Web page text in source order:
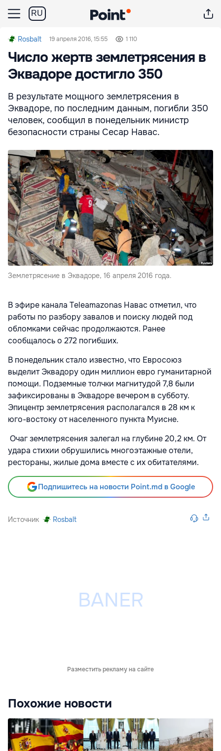
RU
Rosbalt 19 апреля 2016, 15:55 1 110
Число жертв землетрясения в
Эквадоре достигло 350
В результате мощного землетрясения в
Эквадоре, по последним данным, погибли 350
человек, сообщил в понедельник министр
безопасности страны Сесар Навас.
Землетрясение в Эквадоре, 16 апреля 2016 года.
В эфире канала Teleamazonas Навас отметил, что
работы по разбору завалов и поиску людей под
обломками сейчас продолжаются. Ранее
сообщалось о 272 погибших.
В понедельник стало известно, что Евросоюз
выделит Эквадору один миллион евро гуманитарной
помощи. Подземные толчки магнитудой 7,8 были
зафиксированы в Эквадоре вечером в субботу.
Эпицентр землетрясения располагался в 28 км к
юго-востоку от населенного пункта Муисне.
Очаг землетрясения залегал на глубине 20,2 км. От
удара стихии обрушились многоэтажные отели,
рестораны, жилые дома вместе с их обитателями.
Подпишитесь на новости Point.md в Google
Источник Rosbalt
Разместить рекламу на сайте
Похожие новости